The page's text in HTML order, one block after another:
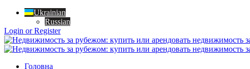
Ukrainian
Russian
Login or Register
Головна